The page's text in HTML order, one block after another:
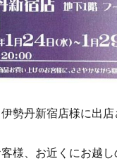
勢丹新宿店様に出店
様、お近くにお越